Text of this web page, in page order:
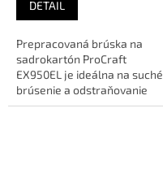
DETAIL
Prepracovaná brúska na
sadrokartón ProCraft
EX950EL je ideálna na suché
brúsenie a odstraňovanie
náterov. Vyniká reguláciou